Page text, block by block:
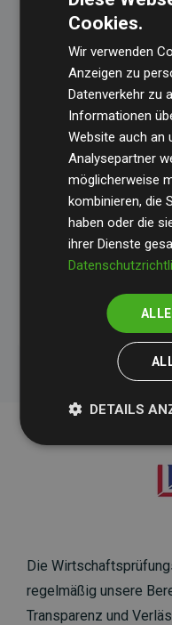
geschätzten
Alle unterstützten
Standardverifiziert
Anforderungen an
Klimawirkung und
Informationen zu
Sie hier.
Initiative
Die
regelmäßig unsere
Transparenz und
Cookies.
Wir verwenden
Anzeigen zu
Datenverkehr zu
Informationen
Website auch an
Analysepartner
möglicherweise
kombinieren, die
haben oder die
ihrer Dienste
DETAILS